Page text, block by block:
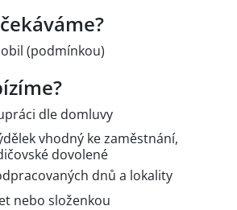
(podmínkou)
dle domluvy
vhodný ke zaměstnání,
dovolené
dnů a lokality
nebo složenkou